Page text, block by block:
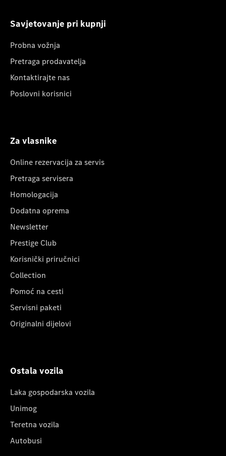
Savjetovanje pri kupnji
Probna vožnja
Pretraga prodavatelja
Kontaktirajte nas
Poslovni korisnici
Za vlasnike
Online rezervacija za servis
Pretraga servisera
Homologacija
Dodatna oprema
Newsletter
Prestige Club
Korisnički priručnici
Collection
Pomoć na cesti
Servisni paketi
Originalni dijelovi
Ostala vozila
Laka gospodarska vozila
Unimog
Teretna vozila
Autobusi